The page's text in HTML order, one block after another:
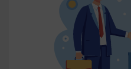
Всероссийского
имени Александра
летию со дня рождения
сказочника.
торжественная
победителей.